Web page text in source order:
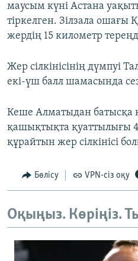
маусым күні Астана
тіркелген. Зілзала ошағы
жердің 15 километр
Жер сілкінісінің дүмпуі
екі-үш балл шамасында
Кеше Алматыдан батысқа
қашықтықта қуаттылығы
құрайтын жер сілкінісі
Бөлісу VPN-сіз оқу
Оқыңыз. Көріңіз.